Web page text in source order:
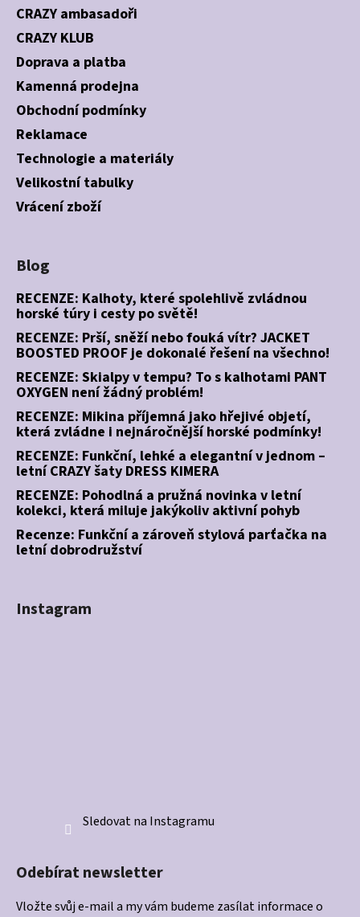
CRAZY ambasadoři
CRAZY KLUB
Doprava a platba
Kamenná prodejna
Obchodní podmínky
Reklamace
Technologie a materiály
Velikostní tabulky
Vrácení zboží
Blog
RECENZE: Kalhoty, které spolehlivě zvládnou
horské túry i cesty po světě!
RECENZE: Prší, sněží nebo fouká vítr? JACKET
BOOSTED PROOF je dokonalé řešení na všechno!
RECENZE: Skialpy v tempu? To s kalhotami PANT
OXYGEN není žádný problém!
RECENZE: Mikina příjemná jako hřejivé objetí,
která zvládne i nejnáročnější horské podmínky!
RECENZE: Funkční, lehké a elegantní v jednom –
letní CRAZY šaty DRESS KIMERA
RECENZE: Pohodlná a pružná novinka v letní
kolekci, která miluje jakýkoliv aktivní pohyb
Recenze: Funkční a zároveň stylová parťačka na
letní dobrodružství
Instagram
Sledovat na Instagramu
Odebírat newsletter
Vložte svůj e-mail a my vám budeme zasílat informace o